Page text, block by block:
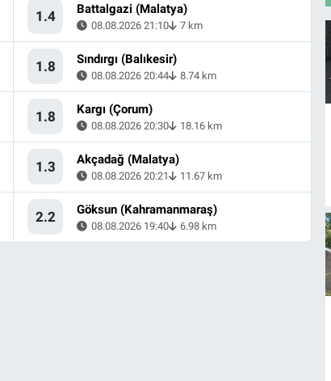
1.4 Battalgazi (Malatya)
08.08.2026 21:10 7 km
1.8 Sındırgı (Balıkesir)
08.08.2026 20:44 8.74 km
1.8 Kargı (Çorum)
08.08.2026 20:30 18.16 km
1.3 Akçadağ (Malatya)
08.08.2026 20:21 11.67 km
2.2 Göksun (Kahramanmaraş)
08.08.2026 19:40 6.98 km